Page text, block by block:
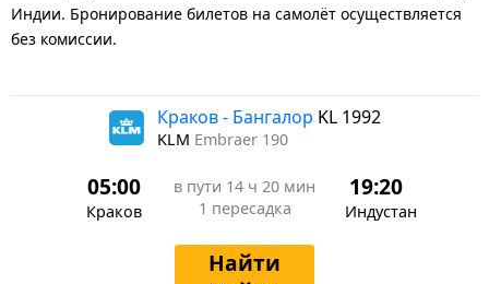
Индии. Бронирование билетов на самолёт осуществляется
без комиссии.
Краков - Бангалор KL 1992
KLM Embraer 190
05:00
Краков
в пути 14 ч 20 мин
1 пересадка
19:20
Индустан
Найти